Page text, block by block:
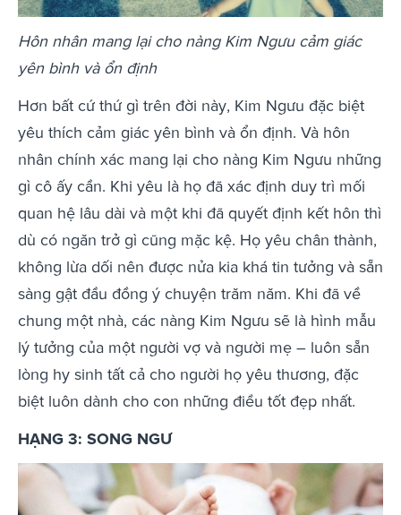
Hôn nhân mang lại cho nàng Kim Ngưu cảm giác
yên bình và ổn định
Hơn bất cứ thứ gì trên đời này, Kim Ngưu đặc biệt
yêu thích cảm giác yên bình và ổn định. Và hôn
nhân chính xác mang lại cho nàng Kim Ngưu những
gì cô ấy cần. Khi yêu là họ đã xác định duy trì mối
quan hệ lâu dài và một khi đã quyết định kết hôn thì
dù có ngăn trở gì cũng mặc kệ. Họ yêu chân thành,
không lừa dối nên được nửa kia khá tin tưởng và sẵn
sàng gật đầu đồng ý chuyện trăm năm. Khi đã về
chung một nhà, các nàng Kim Ngưu sẽ là hình mẫu
lý tưởng của một người vợ và người mẹ – luôn sẵn
lòng hy sinh tất cả cho người họ yêu thương, đặc
biệt luôn dành cho con những điều tốt đẹp nhất.
HẠNG 3: SONG NGƯ